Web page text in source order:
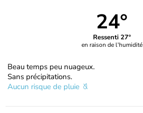
24°
Ressenti 27°
en raison de l'humidité
Beau temps peu nuageux.
Sans précipitations.
Aucun risque de pluie